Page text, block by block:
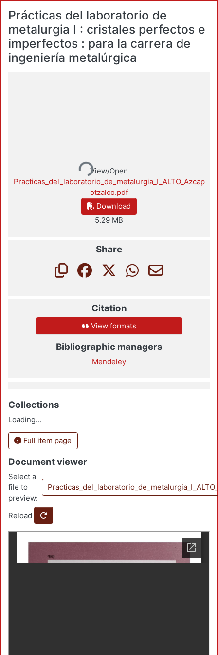
Prácticas del laboratorio de
metalurgia I : cristales perfectos e
imperfectos : para la carrera de
ingeniería metalúrgica
Loading...View/Open
Practicas_del_laboratorio_de_metalurgia_I_ALTO_Azcap
otzalco.pdf
Download
5.29 MB
Share
Citation
View formats
Bibliographic managers
Mendeley
Collections
Loading...
Full item page
Document viewer
Select a
file to
preview:
Reload